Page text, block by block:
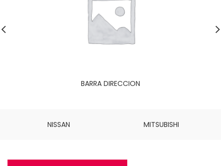
BARRA DIRECCION
NISSAN MITSUBISHI